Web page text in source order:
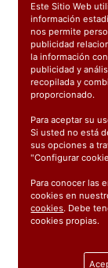
Este Sitio Web
información
nos permite
publicidad
la información
publicidad y
recopilada y
proporcionado.
Para aceptar su
Si usted no está
sus opciones a
"Configurar
Para conocer las
cookies en
cookies. Debe
cookies propias.